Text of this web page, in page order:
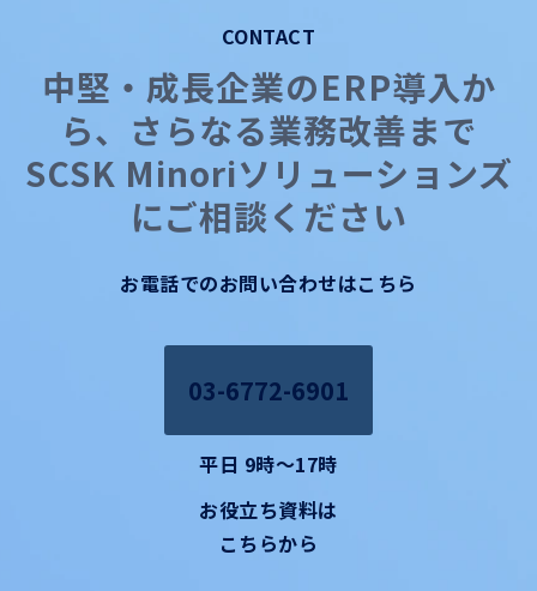
CONTACT
中堅・成長企業のERP導入か
ら、さらなる業務改善まで
SCSK Minoriソリューションズ
にご相談ください
お電話でのお問い合わせはこちら
03-6772-6901
平日 9時～17時
お役立ち資料は
こちらから